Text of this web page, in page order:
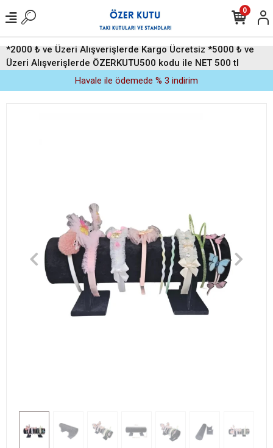
*2000 ₺ ve Üzeri Alışverişlerde Kargo Ücretsiz *5000 ₺ ve
Üzeri Alışverişlerde ÖZERKUTU500 kodu ile NET 500 tl
indirim (Üyelere Özel)Havale ile ödemede % 3 indirim
0